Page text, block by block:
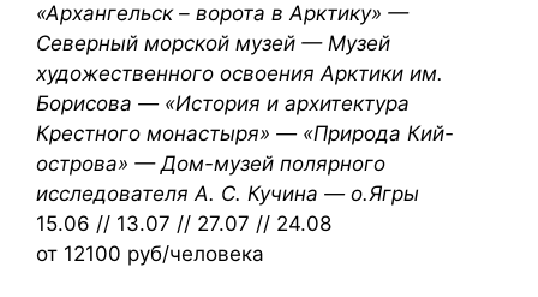
«Архангельск – ворота в Арктику» —
Северный морской музей — Музей
художественного освоения Арктики им.
Борисова — «История и архитектура
Крестного монастыря» — «Природа Кий-
острова» — Дом-музей полярного
исследователя А. С. Кучина — о.Ягры
15.06 // 13.07 // 27.07 // 24.08
от 12100 руб/человека